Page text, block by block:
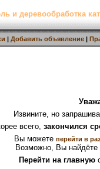
и деревообработка
| Добавить объявление |
Извините, но
всего, закончился
Вы можете перейти в
Возможно, Вы найдёте
Перейти на главную